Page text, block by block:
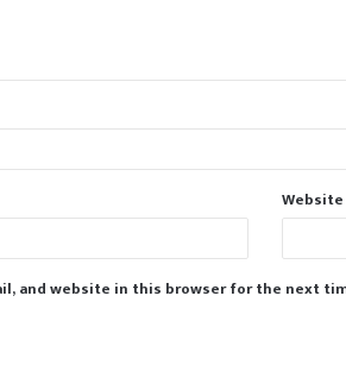
Website
and website in this browser for the next